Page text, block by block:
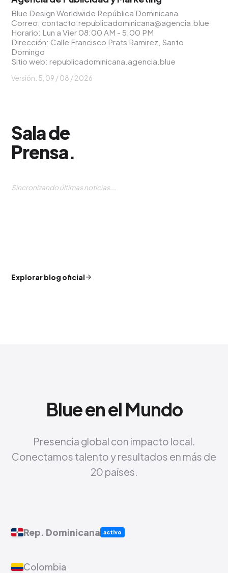
Blue Design Worldwide República Dominicana
Correo: contacto.republicadominicana@agencia.blue
Horario: Lun a Vier 08:00 AM - 5:00 PM
Dirección: Calle Francisco Prats Ramirez, Santo
Domingo
Sitio web:republicadominicana.agencia.blue
Versión: 5, 09 / 08 / 2026
Sala de
Prensa.
Sincronizando últimas noticias...
Explorar blog oficial
Blue en el Mundo
Presencia global con impacto local.
Conectamos talento y resultados en más de
20 países.
Rep. Dominicana activo
Colombia